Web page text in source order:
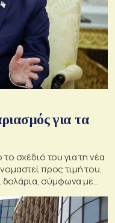
για τα
σχέδιό του για τη νέα
προς τιμή του,
δολάρια, σύμφωνα με